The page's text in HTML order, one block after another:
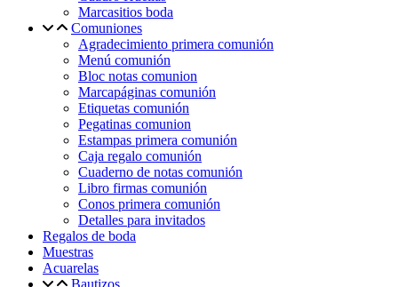
Marcasitios boda
Comuniones
Agradecimiento primera comunión
Menú comunión
Bloc notas comunion
Marcapáginas comunión
Etiquetas comunión
Pegatinas comunion
Estampas primera comunión
Caja regalo comunión
Cuaderno de notas comunión
Libro firmas comunión
Conos primera comunión
Detalles para invitados
Regalos de boda
Muestras
Acuarelas
Bautizos